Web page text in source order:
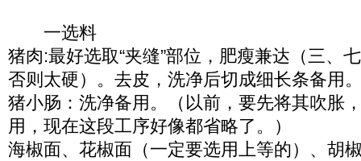
一选料
猪肉:最好选取“夹缝”部位，肥瘦兼达（三、
否则太硬）。去皮，洗净后切成细长条备用
猪小肠：洗净备用。（以前，要先将其吹胀
用，现在这段工序好像都省略了。）
海椒面、花椒面（一定要选用上等的）、胡